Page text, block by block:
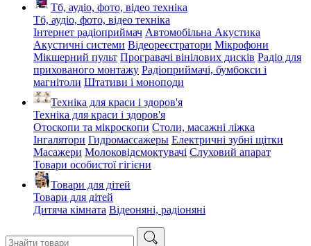
Тб, аудіо, фото, відео техніка
Тб, аудіо, фото, відео техніка
Інтернет радіоприймач Автомобільна Акустика
Акустичні системи Відеореєстратори Мікрофони
Мікшерний пульт Програвачі вінілових дисків Радіо для
прихованого монтажу Радіоприймачі, бумбокси і
магнітоли Штативи і моноподи
Техніка для краси і здоров'я
Техніка для краси і здоров'я
Отоскопи та мікроскопи Столи, масажні ліжка
Інгалятори Гидромассажеры Електричні зубні щітки
Масажери Молоковідсмоктувачі Слуховий апарат
Товари особистої гігієни
Товари для дітей
Товари для дітей
Дитяча кімната Відеоняні, радіоняні